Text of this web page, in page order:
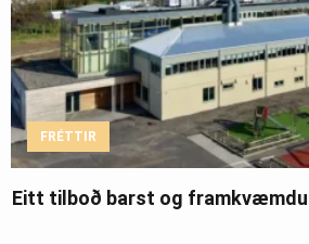
FRÉTTIR
Eitt tilboð barst og